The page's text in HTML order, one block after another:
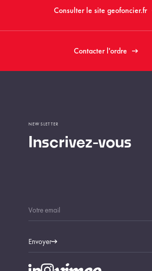
Consulter le site geofoncier.fr
Contacter l'ordre
Inscrivez-vous
NEWSLETTER
Envoyer